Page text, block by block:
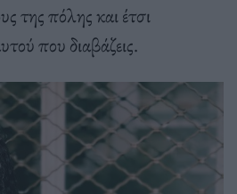
της πόλης και έτσι
που διαβάζεις.